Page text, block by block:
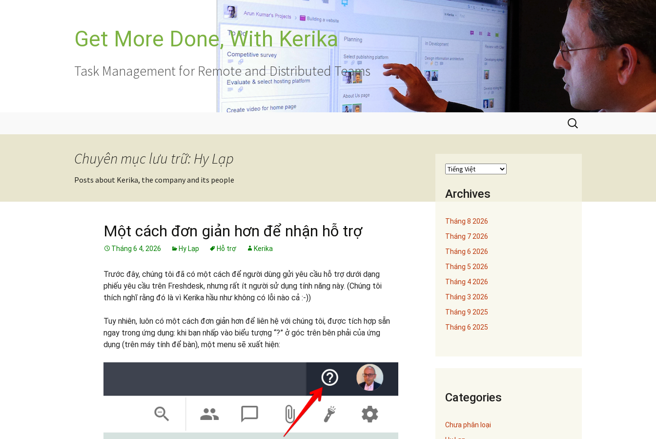
Get More Done, With Kerika
Task Management for Remote and Distributed Teams
Tìm
kiếm
Chuyên mục lưu trữ: Hy Lạp
Posts about Kerika, the company and its people
Một cách đơn giản hơn để nhận hỗ trợ
Tháng 6 4, 2026 Hy Lạp Hỗ trợ Kerika
Trước đây, chúng tôi đã có một cách để người dùng gửi yêu cầu hỗ trợ dưới dạng
phiếu yêu cầu trên Freshdesk, nhưng rất ít người sử dụng tính năng này. (Chúng tôi
thích nghĩ rằng đó là vì Kerika hầu như không có lỗi nào cả :-))
Tuy nhiên, luôn có một cách đơn giản hơn để liên hệ với chúng tôi, được tích hợp sẵn
ngay trong ứng dụng: khi bạn nhấp vào biểu tượng “?” ở góc trên bên phải của ứng
dụng (trên máy tính để bàn), một menu sẽ xuất hiện:
Archives
Tháng 8 2026
Tháng 7 2026
Tháng 6 2026
Tháng 5 2026
Tháng 4 2026
Tháng 3 2026
Tháng 9 2025
Tháng 6 2025
Categories
Chưa phân loại